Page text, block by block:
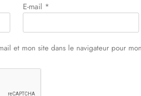
E-mail *
et mon site dans le navigateur pour